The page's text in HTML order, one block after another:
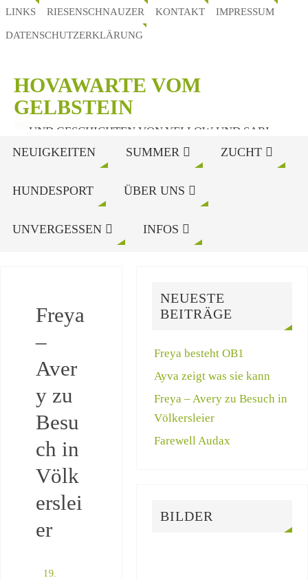
LINKS RIESENSCHNAUZER KONTAKT
IMPRESSUM
DATENSCHUTZERKLÄRUNG
HOVAWARTE VOM
GELBSTEIN
... UND GESCHICHTEN VON YELLOW UND SARI
NEUIGKEITEN SUMMER ZUCHT
HUNDESPORT ÜBER UNS
UNVERGESSEN INFOS
Freya
–
Aver
y zu
Besu
ch in
Völk
erslei
er
19.
NEUESTE
BEITRÄGE
Freya besteht OB1
Ayva zeigt was sie kann
Freya – Avery zu Besuch in
Völkersleier
Farewell Audax
BILDER